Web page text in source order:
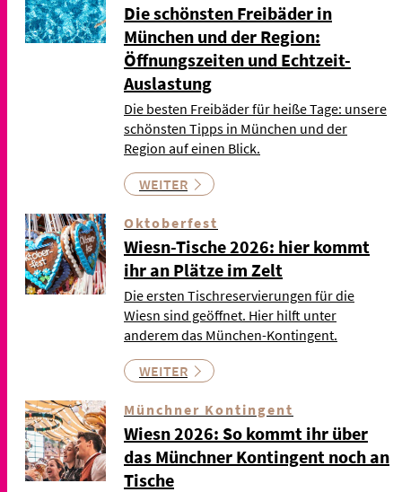
Die schönsten Freibäder in
München und der Region:
Öffnungszeiten und Echtzeit-
Auslastung
Die besten Freibäder für heiße Tage: unsere
schönsten Tipps in München und der
Region auf einen Blick.
WEITER
Oktoberfest
Wiesn-Tische 2026: hier kommt
ihr an Plätze im Zelt
Die ersten Tischreservierungen für die
Wiesn sind geöffnet. Hier hilft unter
anderem das München-Kontingent.
WEITER
Münchner Kontingent
Wiesn 2026: So kommt ihr über
das Münchner Kontingent noch an
Tische